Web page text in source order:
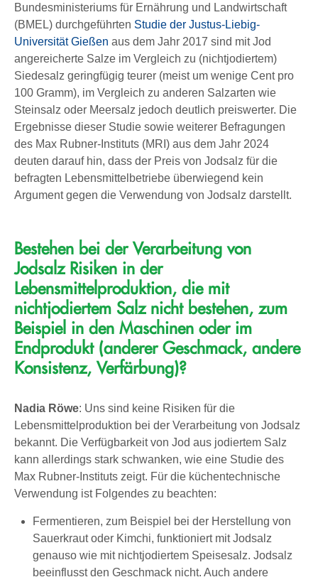
Bundesministeriums für Ernährung und Landwirtschaft
(BMEL) durchgeführten Studie der Justus-Liebig-
Universität Gießen aus dem Jahr 2017 sind mit Jod
angereicherte Salze im Vergleich zu (nichtjodiertem)
Siedesalz geringfügig teurer (meist um wenige Cent pro
100 Gramm), im Vergleich zu anderen Salzarten wie
Steinsalz oder Meersalz jedoch deutlich preiswerter. Die
Ergebnisse dieser Studie sowie weiterer Befragungen
des Max Rubner-Instituts (MRI) aus dem Jahr 2024
deuten darauf hin, dass der Preis von Jodsalz für die
befragten Lebensmittelbetriebe überwiegend kein
Argument gegen die Verwendung von Jodsalz darstellt.
Bestehen bei der Verarbeitung von
Jodsalz Risiken in der
Lebensmittelproduktion, die mit
nichtjodiertem Salz nicht bestehen, zum
Beispiel in den Maschinen oder im
Endprodukt (anderer Geschmack, andere
Konsistenz, Verfärbung)?
Nadia Röwe: Uns sind keine Risiken für die
Lebensmittelproduktion bei der Verarbeitung von Jodsalz
bekannt. Die Verfügbarkeit von Jod aus jodiertem Salz
kann allerdings stark schwanken, wie eine Studie des
Max Rubner-Instituts zeigt. Für die küchentechnische
Verwendung ist Folgendes zu beachten:
Fermentieren, zum Beispiel bei der Herstellung von
Sauerkraut oder Kimchi, funktioniert mit Jodsalz
genauso wie mit nichtjodiertem Speisesalz. Jodsalz
beeinflusst den Geschmack nicht. Auch andere